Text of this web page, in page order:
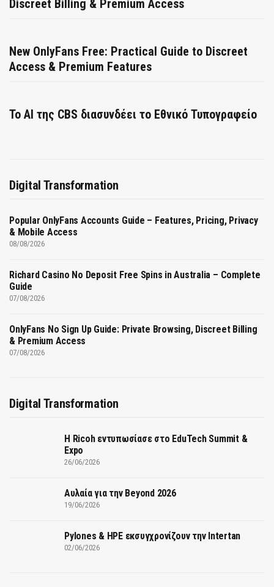
Discreet Billing & Premium Access
New OnlyFans Free: Practical Guide to Discreet
Access & Premium Features
Το AI της CBS διασυνδέει το Εθνικό Τυπογραφείο
Digital Transformation
Popular OnlyFans Accounts Guide – Features, Pricing, Privacy
& Mobile Access
08/08/2026
Richard Casino No Deposit Free Spins in Australia – Complete
Guide
07/08/2026
OnlyFans No Sign Up Guide: Private Browsing, Discreet Billing
& Premium Access
07/08/2026
Digital Transformation
Η Ricoh εντυπωσίασε στο EduTech Summit &
Expo
26/06/2026
Αυλαία για την Beyond 2026
19/06/2026
Pylones & HPE εκσυγχρονίζουν την Intertan
02/06/2026